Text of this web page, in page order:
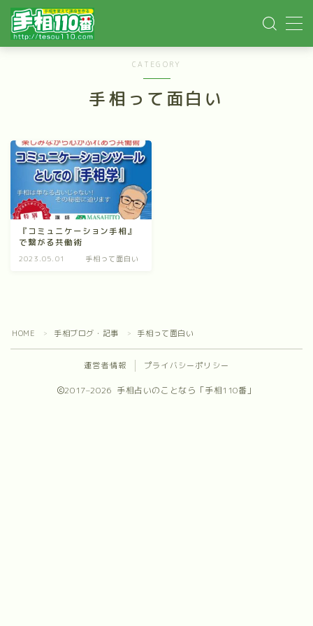
MENU
手相記事
手相鑑定
手相講座
イベント依頼
プロフィール
CATEGORY
手相って面白い
『コミュニケーション手相』
で繋がる共働術
2023.05.01 手相って面白い
HOME ＞ 手相ブログ・記事 ＞ 手相って面白い
運営者情報 プライバシーポリシー
2017–2026 手相占いのことなら「手相110番」